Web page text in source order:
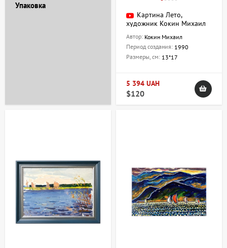
Упаковка
Картина Лето,
художник Кокин Михаил
Автор: Кокин Михаил
Период создания: 1990
Размеры, см: 13*17
5 394 UAH
$120